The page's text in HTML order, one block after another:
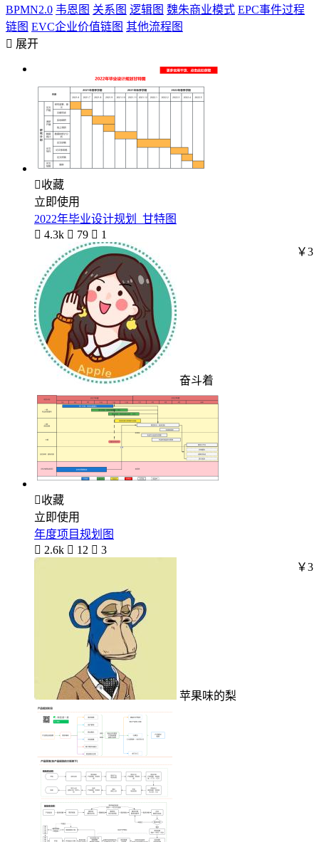
BPMN2.0 韦恩图 关系图 逻辑图 魏朱商业模式 EPC事件过程
链图 EVC企业价值链图 其他流程图
 展开
收藏
立即使用
2022年毕业设计规划_甘特图
 4.3k  79  1
奋斗着
￥3
收藏
立即使用
年度项目规划图
 2.6k  12  3
苹果味的梨
￥3